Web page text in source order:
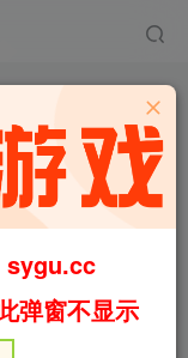
化版（汉化）
40
sygu.cc
弹窗不显示